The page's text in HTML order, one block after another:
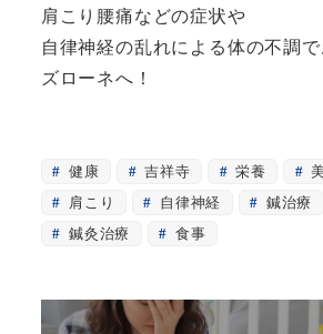
肩こり腰痛などの症状や
自律神経の乱れによる体の不調
ズローネへ！
健康 吉祥寺 栄養
肩こり
自律神経 鍼治療
鍼灸治療
食事